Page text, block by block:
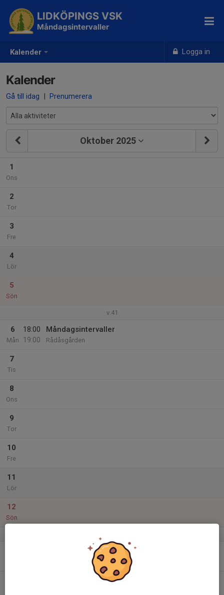
Kalender Logga in
LIDKÖPINGS VSK
Måndagsintervaller
Kalender
Gå till idag | Prenumerera
Oktober 2025
1
Ons
2
Tor
3
Fre
4
Lör
5
Sön
v.41
6
Mån
18:00
19:00
Måndagsintervaller
Rådåsgården
7
Tis
8
Ons
9
Tor
10
Fre
11
Lör
12
Sön
Måndagsintervaller